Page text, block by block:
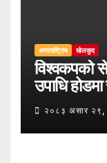
अन्तराष्ट्रिय खेलकुद
विश्वकपको
उपाधि
२०८३ असार २९,